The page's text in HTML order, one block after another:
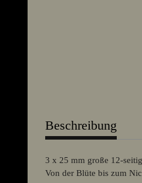
Beschreibung
3 x 25 mm große 12-
Von der Blüte bis zum